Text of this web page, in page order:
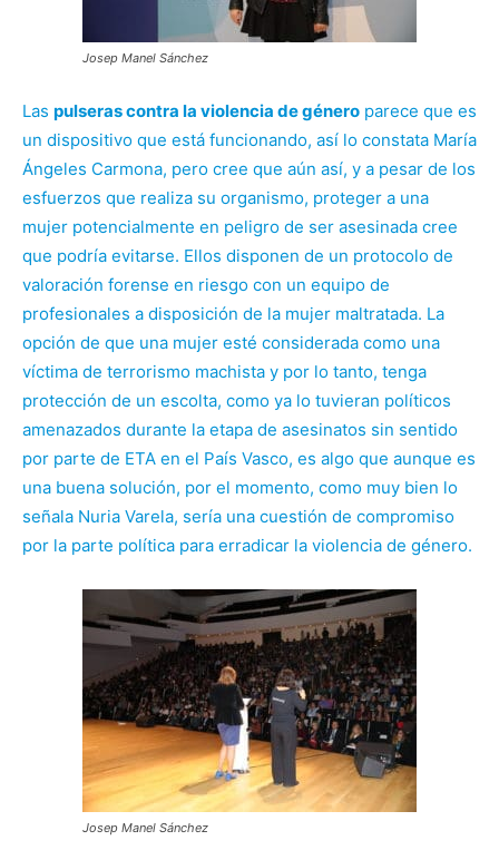
Josep Manel Sánchez
Las pulseras contra la violencia de género parece que es
un dispositivo que está funcionando, así lo constata María
Ángeles Carmona, pero cree que aún así, y a pesar de los
esfuerzos que realiza su organismo, proteger a una
mujer potencialmente en peligro de ser asesinada cree
que podría evitarse. Ellos disponen de un protocolo de
valoración forense en riesgo con un equipo de
profesionales a disposición de la mujer maltratada. La
opción de que una mujer esté considerada como una
víctima de terrorismo machista y por lo tanto, tenga
protección de un escolta, como ya lo tuvieran políticos
amenazados durante la etapa de asesinatos sin sentido
por parte de ETA en el País Vasco, es algo que aunque es
una buena solución, por el momento, como muy bien lo
señala Nuria Varela, sería una cuestión de compromiso
por la parte política para erradicar la violencia de género.
Josep Manel Sánchez